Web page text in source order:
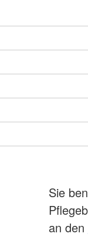
Sie
an den